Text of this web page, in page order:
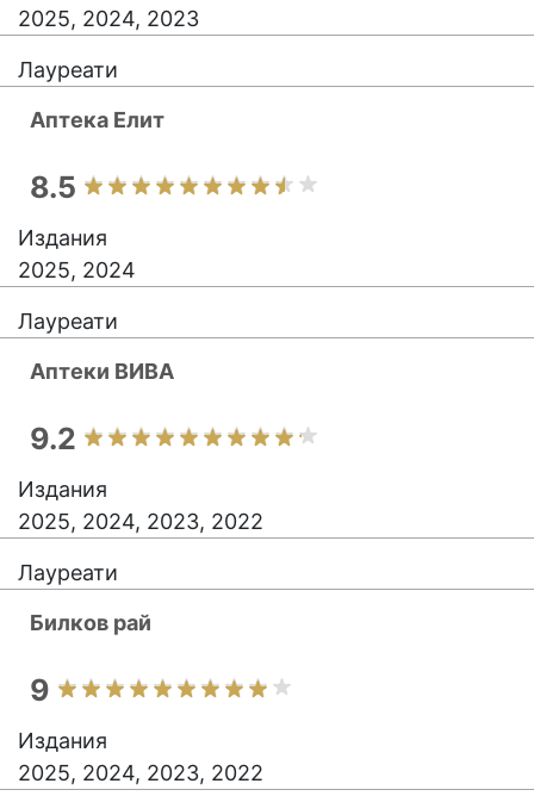
2025, 2024, 2023
Лауреати
Аптека Елит
8.5
Издания
2025, 2024
Лауреати
Аптеки ВИВА
9.2
Издания
2025, 2024, 2023, 2022
Лауреати
Билков рай
9
Издания
2025, 2024, 2023, 2022